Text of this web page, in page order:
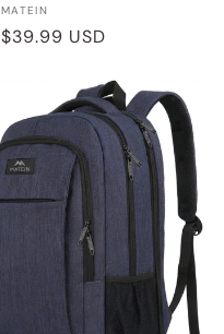
Distributeur :
MATEIN
Prix
$39.99 USD